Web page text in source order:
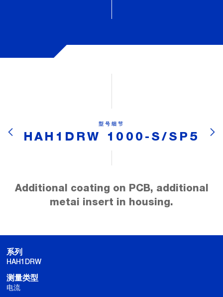
型号细节
HAH1DRW 1000-S/SP5
Additional coating on PCB, additional
metai insert in housing.
系列
HAH1DRW
测量类型
电流